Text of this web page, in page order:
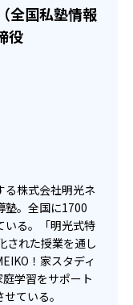
合がある。
全国私塾情報
役
る株式会社明光ネ
塾。全国に1700
いる。「明光式特
された授業を通し
！家スタディ
学習をサポート
ている。